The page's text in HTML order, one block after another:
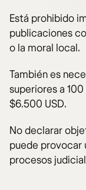
Está prohibido
publicaciones
o la moral local.
También es
superiores a
$6.500 USD.
No declarar
puede provocar
procesos